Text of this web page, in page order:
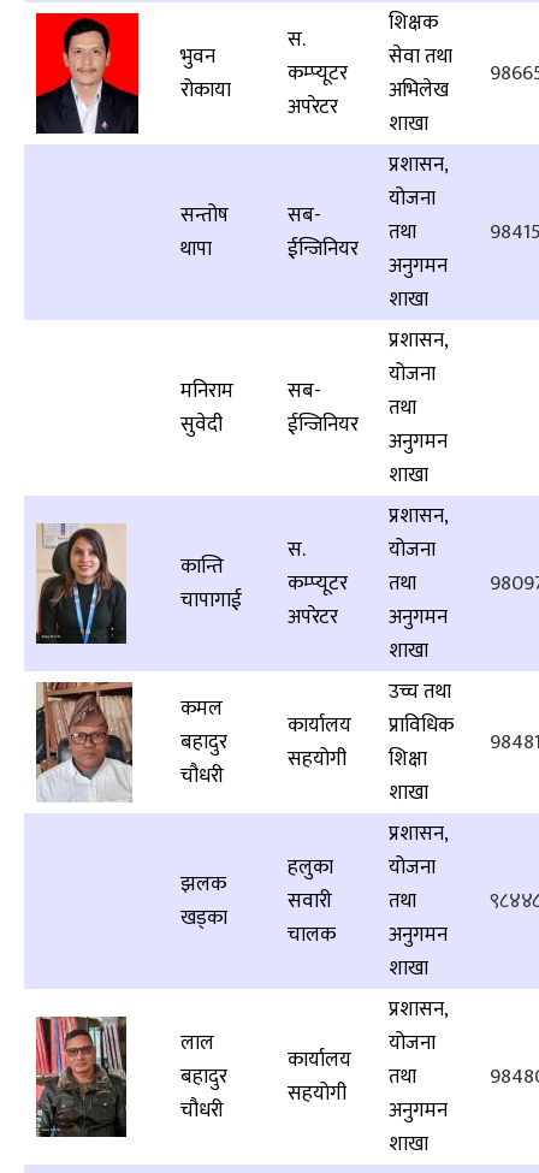
भुवन
रोकाया
स.
कम्प्यूटर
अपरेटर
शिक्षक
सेवा तथा
अभिलेख
शाखा
सन्तोष
थापा
सब-
ईन्जिनियर
प्रशासन,
योजना
तथा
अनुगमन
शाखा
मनिराम
सुवेदी
सब-
ईन्जिनियर
प्रशासन,
योजना
तथा
अनुगमन
शाखा
कान्ति
चापागाई
स.
कम्प्यूटर
अपरेटर
प्रशासन,
योजना
तथा
अनुगमन
शाखा
कमल
बहादुर
चौधरी
कार्यालय
सहयोगी
उच्च तथा
प्राविधिक
शिक्षा
शाखा
झलक
खड्का
हलुका
सवारी
चालक
प्रशासन,
योजना
तथा
अनुगमन
शाखा
लाल
बहादुर
चौधरी
कार्यालय
सहयोगी
प्रशासन,
योजना
तथा
अनुगमन
शाखा